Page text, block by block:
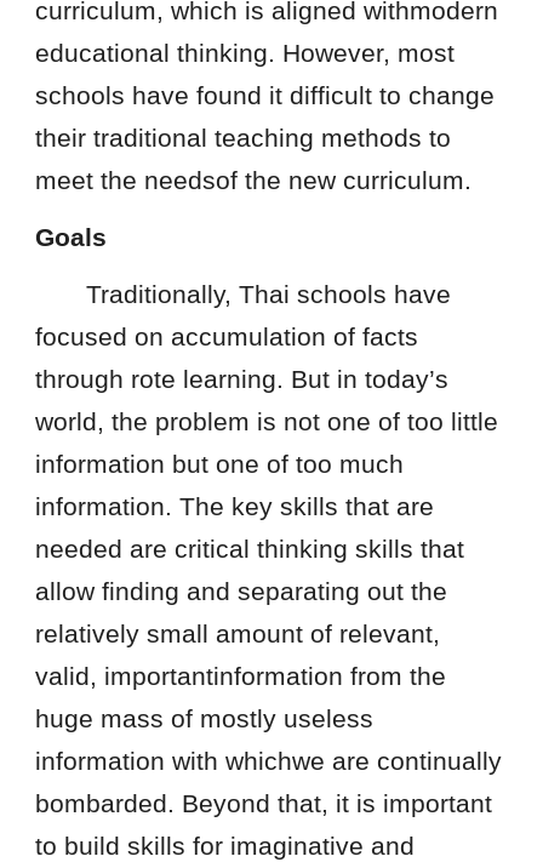
curriculum, which is aligned withmodern
educational thinking. However, most
schools have found it difficult to change
their traditional teaching methods to
meet the needsof the new curriculum.
Goals
Traditionally, Thai schools have
focused on accumulation of facts
through rote learning. But in today’s
world, the problem is not one of too little
information but one of too much
information. The key skills that are
needed are critical thinking skills that
allow finding and separating out the
relatively small amount of relevant,
valid, importantinformation from the
huge mass of mostly useless
information with whichwe are continually
bombarded. Beyond that, it is important
to build skills for imaginative and